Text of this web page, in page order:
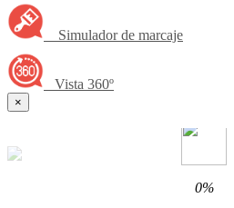
Simulador de marcaje
Vista 360º
×